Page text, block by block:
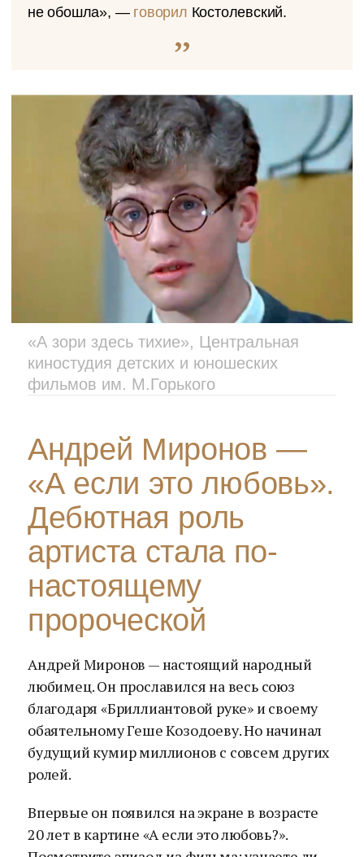
не обошла», — говорил Костолевский.
«А зори здесь тихие», Центральная
киностудия детских и юношеских
фильмов им. М.Горького
Андрей Миронов —
«А если это любовь».
Дебютная роль
артиста стала по-
настоящему
пророческой
Андрей Миронов — настоящий народный
любимец. Он прославился на весь союз
благодаря «Бриллиантовой руке» и своему
обаятельному Геше Козодоеву. Но начинал
будущий кумир миллионов с совсем других
ролей.
Впервые он появился на экране в возрасте
20 лет в картине «А если это любовь?».